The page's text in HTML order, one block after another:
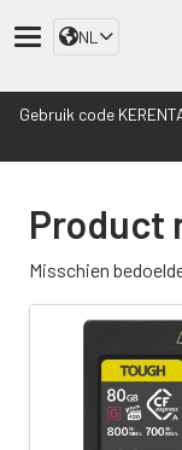
NL
Gebruik code
Product
Misschien